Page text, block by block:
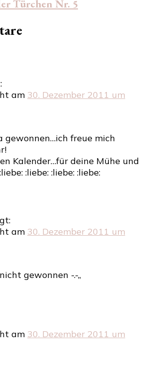
Türchen Nr. 5
am 30. Dezember 2011 um
gewonnen…ich freue mich
Kalender…für deine Mühe und
:liebe: :liebe: :liebe:
am 30. Dezember 2011 um
gewonnen -.-„
am 30. Dezember 2011 um